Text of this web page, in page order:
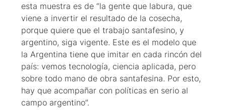
esta muestra es de “la gente que labura, que
viene a invertir el resultado de la cosecha,
porque quiere que el trabajo santafesino, y
argentino, siga vigente. Este es el modelo que
la Argentina tiene que imitar en cada rincón del
país: vemos tecnología, ciencia aplicada, pero
sobre todo mano de obra santafesina. Por esto,
hay que acompañar con políticas en serio al
campo argentino”.